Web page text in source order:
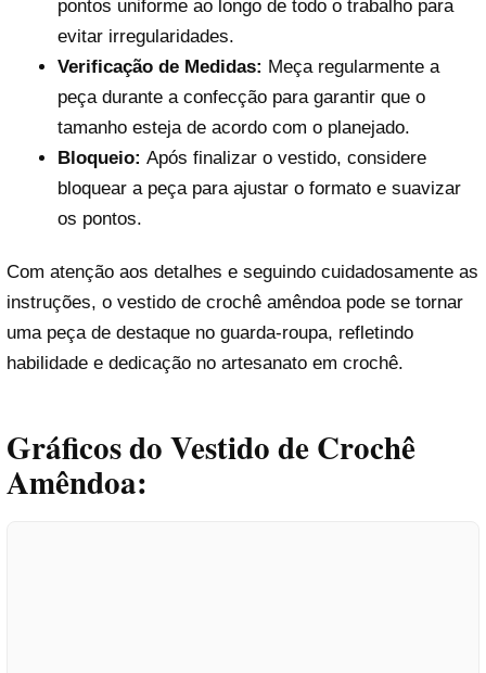
pontos uniforme ao longo de todo o trabalho para
evitar irregularidades.
Verificação de Medidas: Meça regularmente a
peça durante a confecção para garantir que o
tamanho esteja de acordo com o planejado.
Bloqueio: Após finalizar o vestido, considere
bloquear a peça para ajustar o formato e suavizar
os pontos.
Com atenção aos detalhes e seguindo cuidadosamente as
instruções, o vestido de crochê amêndoa pode se tornar
uma peça de destaque no guarda-roupa, refletindo
habilidade e dedicação no artesanato em crochê.
Gráficos do Vestido de Crochê
Amêndoa: